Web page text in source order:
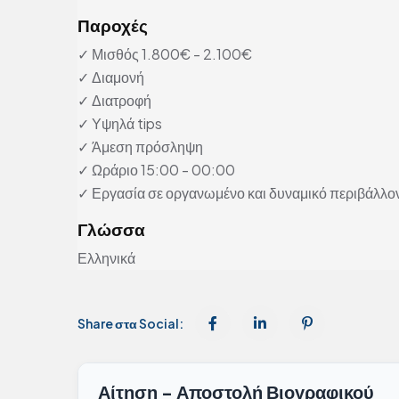
Παροχές
✓ Μισθός 1.800€ - 2.100€
✓ Διαμονή
✓ Διατροφή
✓ Υψηλά tips
✓ Άμεση πρόσληψη
✓ Ωράριο 15:00 - 00:00
✓ Εργασία σε οργανωμένο και δυναμικό
Γλώσσα
Ελληνικά
Share στα Social:
Αίτηση - Αποστολή Βιογραφικού